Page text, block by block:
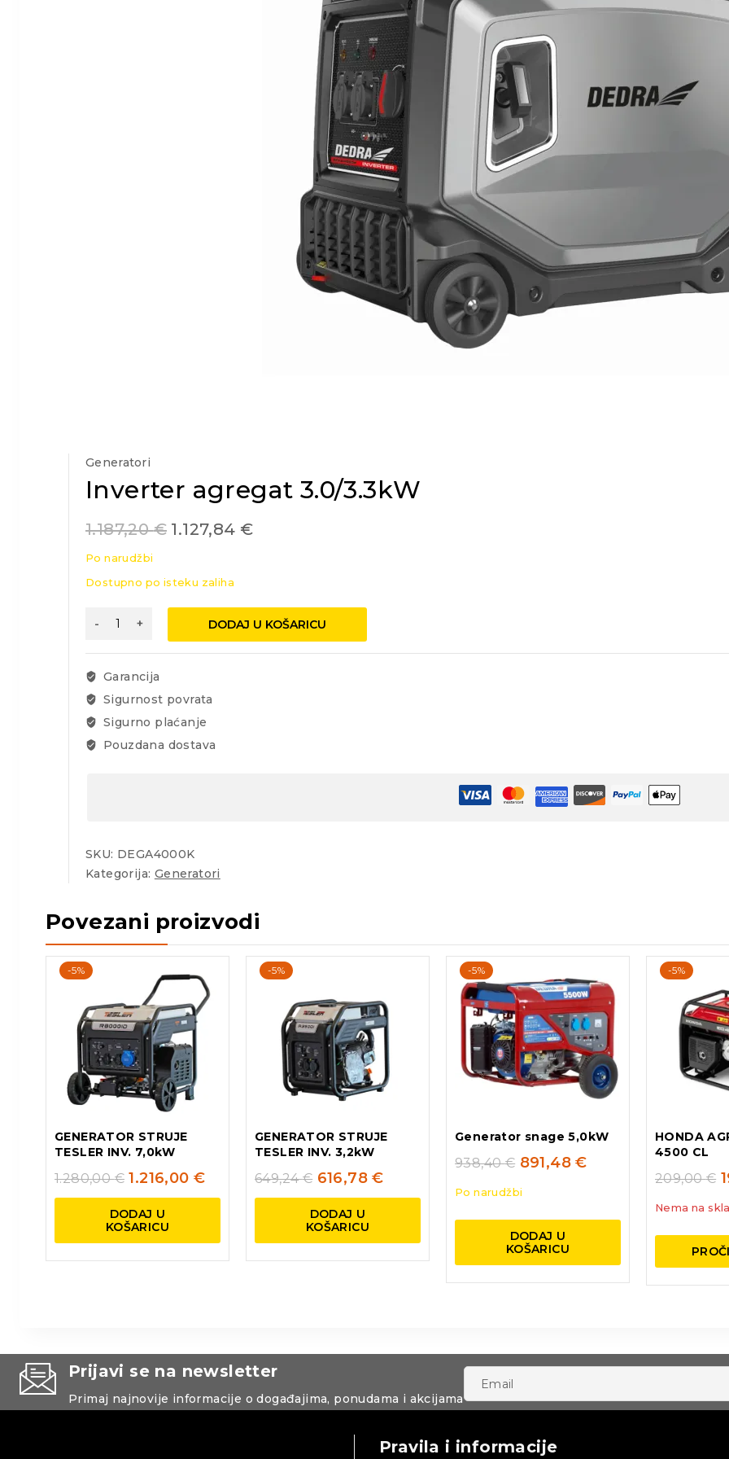
Generatori
Inverter agregat 3.0/3.3kW
1.187,20€ 1.127,84 €
Po narudžbi
Dostupno po isteku zaliha
Inverter
3.0/3.3kW
količina
DODAJ U KOŠARICU
Garancija
Sigurnost povrata
Sigurno plaćanje
Pouzdana dostava
SKU: DEGA4000K
Kategorija: Generatori
Povezani proizvodi
-5%
GENERATOR STRUJE
TESLER INV. 7,0kW
1.280,00€ 1.216,00€
DODAJ U
KOŠARICU
-5%
GENERATOR STRUJE
TESLER INV. 3,2kW
649,24€ 616,78€
DODAJ U
KOŠARICU
-5%
Generator snage 5,0kW
938,40€ 891,48€
Po narudžbi
DODAJ U
KOŠARICU
-5%
HONDA
4500 CL
209,00€
Nema na
Prijavi se na newsletter
Primaj najnovije informacije o događajima, ponudama i akcijama
Pravila i informacije